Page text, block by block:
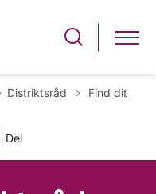
Distriktsråd Tilbage til
Find dit
Del